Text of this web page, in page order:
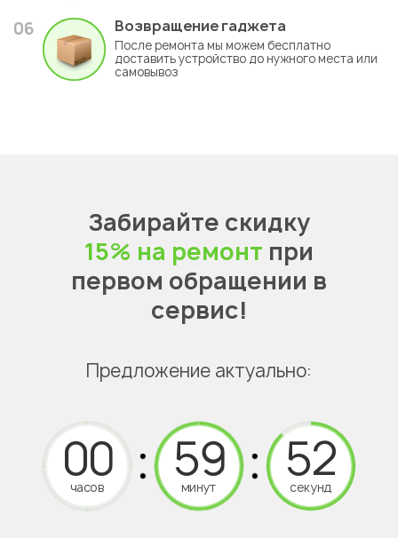
06 Возвращение гаджета
После ремонта мы можем бесплатно
доставить устройство до нужного места или
самовывоз
Забирайте скидку
15% на ремонт при
первом обращении в
сервис!
Предложение актуально:
часов минут секунд